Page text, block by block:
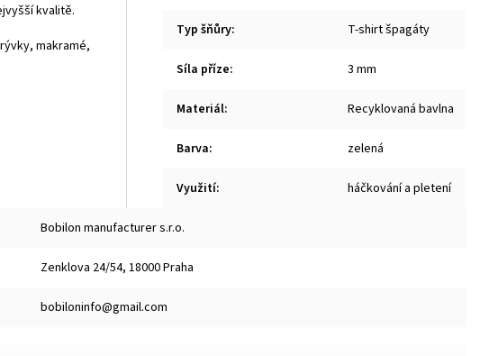
kvalitě.
makramé,
Typ šňůry: T-shirt špagáty
Síla příze: 3 mm
Materiál: Recyklovaná bavlna
Barva: zelená
Využití: háčkování a pletení
Bobilon manufacturer s.r.o.
Zenklova 24/54, 18000 Praha
bobiloninfo@gmail.com